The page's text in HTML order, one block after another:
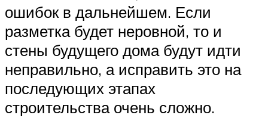
ошибок в дальнейшем. Если
разметка будет неровной, то и
стены будущего дома будут идти
неправильно, а исправить это на
последующих этапах
строительства очень сложно.